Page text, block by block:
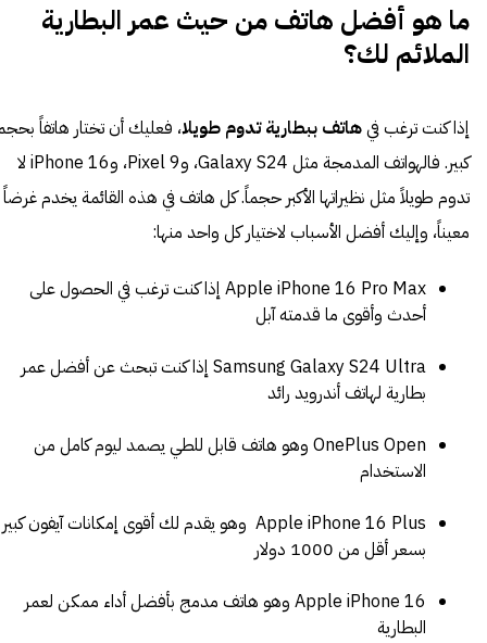
ما هو أفضل هاتف من حيث عمر البطارية
الملائم لك؟
إذا كنت ترغب فيهاتف ببطارية تدوم طويلا، فعليك أن تختار هاتفاً
كبير. فالهواتف المدمجة مثل Galaxy S24، وPixel 9، وiPhone 16 لا
تدوم طويلاً مثل نظيراتها الأكبر حجماً. كل هاتف في هذه القائمة يخدم غرضاً
معيناً، وإليك أفضل الأسباب لاختيار كل واحد منها:
Apple iPhone 16 Pro Max إذا كنت ترغب في الحصول على
أحدث وأقوى ما قدمته آبل
Samsung Galaxy S24 Ultra إذا كنت تبحث عن أفضل عمر
بطارية لهاتف أندرويد رائد
OnePlus Open وهو هاتف قابل للطي يصمد ليوم كامل من
الاستخدام
Apple iPhone 16 Plus وهو يقدم لك أقوى إمكانات آيفون كبير
بسعر أقل من 1000 دولار
Apple iPhone 16 وهو هاتف مدمج بأفضل أداء ممكن لعمر
البطارية